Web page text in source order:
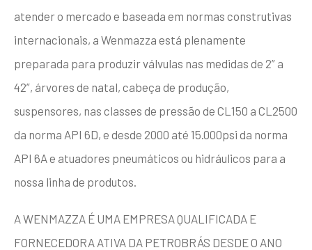
atender o mercado e baseada em normas construtivas
internacionais, a Wenmazza está plenamente
preparada para produzir válvulas nas medidas de 2” a
42”, árvores de natal, cabeça de produção,
suspensores, nas classes de pressão de CL150 a CL2500
da norma API 6D, e desde 2000 até 15.000psi da norma
API 6A e atuadores pneumáticos ou hidráulicos para a
nossa linha de produtos.
A WENMAZZA É UMA EMPRESA QUALIFICADA E
FORNECEDORA ATIVA DA PETROBRÁS DESDE O ANO